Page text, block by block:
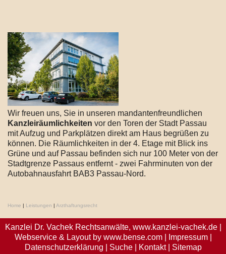
Wir freuen uns, Sie in unseren mandantenfreundlichen
Kanzleiräumlichkeiten vor den Toren der Stadt Passau
mit Aufzug und Parkplätzen direkt am Haus begrüßen zu
können. Die Räumlichkeiten in der 4. Etage mit Blick ins
Grüne und auf Passau befinden sich nur 100 Meter von der
Stadtgrenze Passaus entfernt - zwei Fahrminuten von der
Autobahnausfahrt BAB3 Passau-Nord.
Home | Leistungen | Arzthaftungsrecht
Kanzlei Dr. Vachek Rechtsanwälte, www.kanzlei-vachek.de|
Webservice & Layout by www.bense.com| Impressum|
Datenschutzerklärung
Suche| Kontakt| Sitemap